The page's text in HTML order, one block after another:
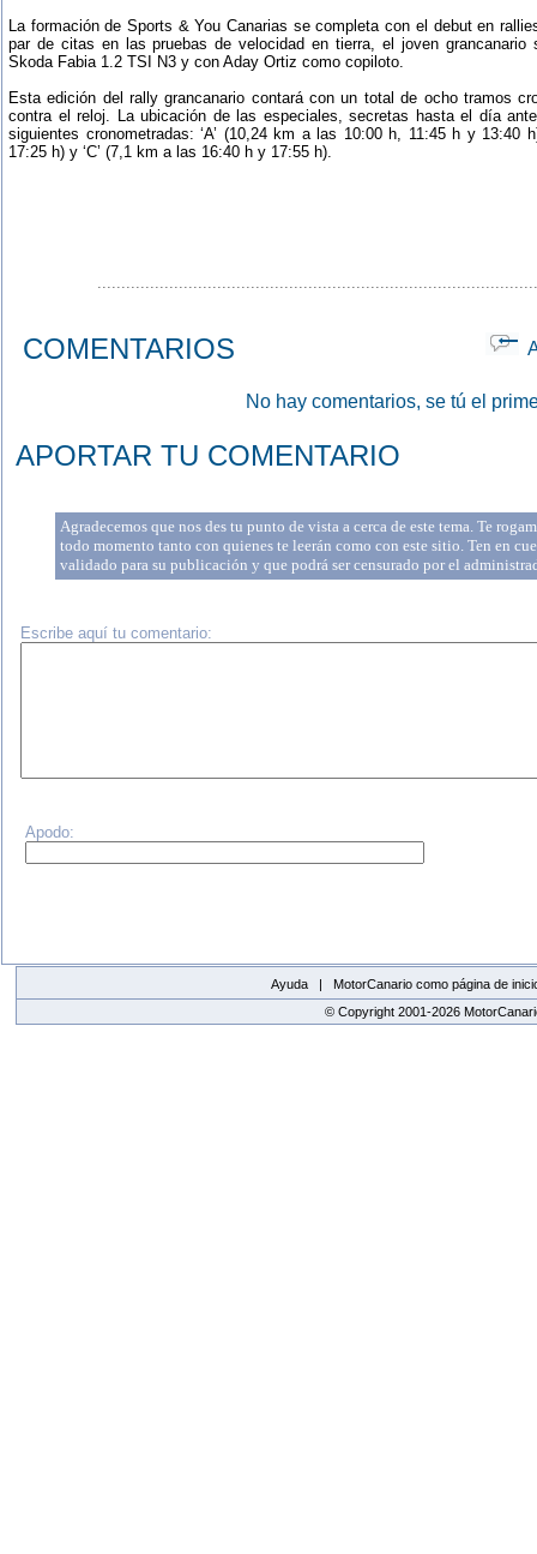
La formación de Sports & You Canarias se completa con el debut en
par de citas en las pruebas de velocidad en tierra, el joven grancanario
Skoda Fabia 1.2 TSI N3 y con Aday Ortiz como copiloto.
Esta edición del rally grancanario contará con un total de ocho tramos
contra el reloj. La ubicación de las especiales, secretas hasta el día
siguientes cronometradas: ‘A’ (10,24 km a las 10:00 h, 11:45 h y 13:40
17:25 h) y ‘C’ (7,1 km a las 16:40 h y 17:55 h).
COMENTARIOS
No hay comentarios, se tú el
APORTAR TU COMENTARIO
Agradecemos que nos des tu punto de vista a cerca de este tema. Te
todo momento tanto con quienes te leerán como con este sitio. Ten en
validado para su publicación y que podrá ser censurado por el
Escribe aquí tu comentario:
Apodo:
Ayuda |
MotorCanario como página de
© Copyright 2001-2026